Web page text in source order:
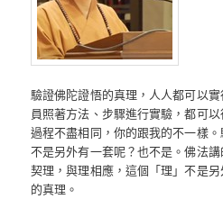
驗證佛陀證悟的真理，人人都可以
員照著方法、步驟進行實驗，都可
過程不盡相同，你的跟我的不一樣
不是另外有一套呢？也不是。佛法
契理，與理相應，這個「理」不是
的真理。